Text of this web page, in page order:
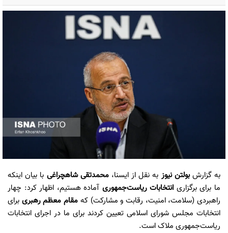
به گزارش بولتن نیوز به نقل از ایسنا،محمدتقی شاهچراغی با بیان اینکه
ما برای برگزاری انتخابات ریاست‌جمهوری آماده هستیم، اظهار کرد: چهار
راهبردی (سلامت، امنیت، رقابت و مشارکت) که مقام معظم رهبری برای
انتخابات مجلس شورای اسلامی تعیین کردند برای ما در اجرای انتخابات
ریاست‌جمهوری ملاک است.